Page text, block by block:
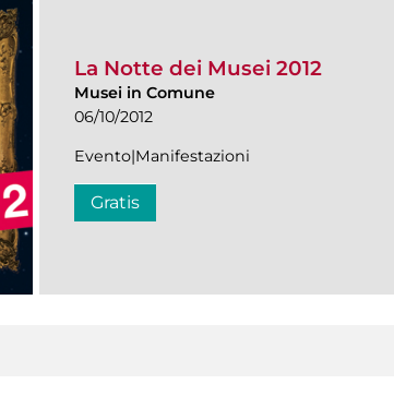
La Notte dei Musei 2012
Musei in Comune
06/10/2012
Evento|Manifestazioni
Gratis